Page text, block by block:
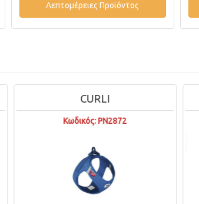
Λεπτομέρειες Προϊόντος
CURLI
Κωδικός: PN2872